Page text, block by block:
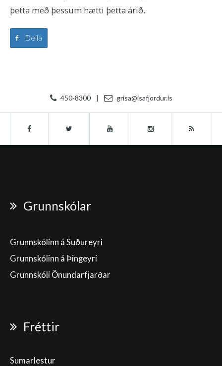
þetta með þessum hætti þetta árið.
Deila
450-8300 | grisa@isafjordur.is
Grunnskólar
Grunnskólinn á Suðureyri
Grunnskólinn á Þingeyri
Grunnskóli Önundarfjarðar
Fréttir
Sumarlestur